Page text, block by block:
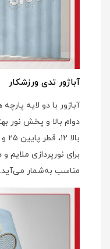
آباژور تدی ورزشکار
آباژور با دو لایه
دوام بالا و پخش نور
برای نورپردازی ملایم
مناسب به‌شمار می‌آید.